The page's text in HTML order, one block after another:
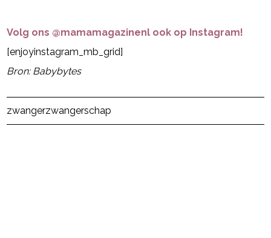
Volg ons @mamamagazinenl ook op Instagram!
[enjoyinstagram_mb_grid]
Bron: Babybytes
zwangerzwangerschap